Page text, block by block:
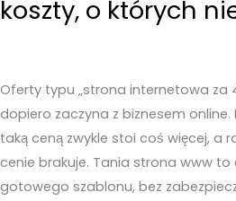
koszty, o których
Oferty typu „strona internetowa za
dopiero zaczyna z biznesem online.
taką ceną zwykle stoi coś więcej, a
cenie brakuje. Tania strona www to
gotowego szablonu, bez